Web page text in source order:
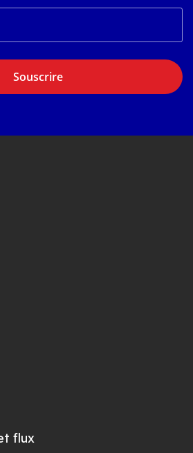
Souscrire
flux